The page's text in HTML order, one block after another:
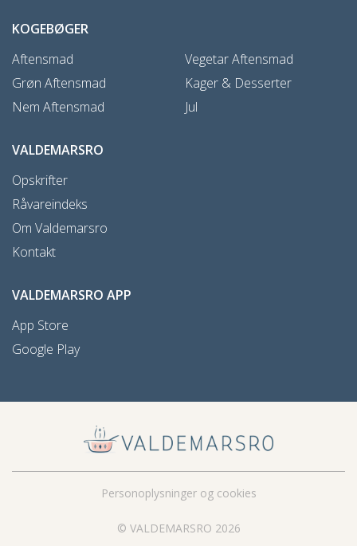
KOGEBØGER
Aftensmad
Grøn Aftensmad
Nem Aftensmad
Vegetar Aftensmad
Kager & Desserter
Jul
VALDEMARSRO
Opskrifter
Råvareindeks
Om Valdemarsro
Kontakt
VALDEMARSRO APP
App Store
Google Play
© VALDEMARSRO 2026
Personoplysninger og cookies